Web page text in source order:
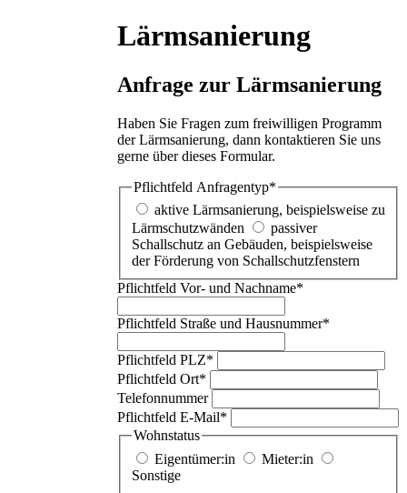
Lärmsanierung
Anfrage zur Lärmsanierung
Haben Sie Fragen zum freiwilligen Programm
der Lärmsanierung, dann kontaktieren Sie uns
gerne über dieses Formular.
Pflichtfeld Anfragentyp*
aktive Lärmsanierung, beispielsweise zu
Lärmschutzwänden
passiver
Schallschutz an Gebäuden, beispielsweise
der Förderung von Schallschutzfenstern
Pflichtfeld Vor- und Nachname*
Pflichtfeld Straße und Hausnummer*
Pflichtfeld PLZ*
Pflichtfeld Ort*
Telefonnummer
Pflichtfeld E-Mail*
Wohnstatus
Eigentümer:in
Mieter:in
Sonstige